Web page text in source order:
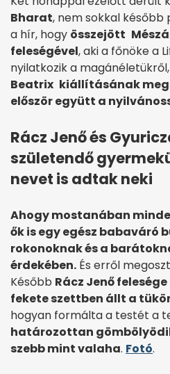
Bharat, nem sokkal
a hír, hogy összejött
feleségével, aki a főnöke a
nyilatkozik a magánéletükről,
Beatrix kiállításának
először együtt a
Rácz Jenő és
születendő
nevet is adtak neki
Ahogy mostanában
ők is egy egész babaváró
rokonoknak és a
érdekében. És erről
Később Rácz Jenő
fekete szettben állt a
hogyan formálta a testét a
határozottan
szebb mint valaha. Fotó.